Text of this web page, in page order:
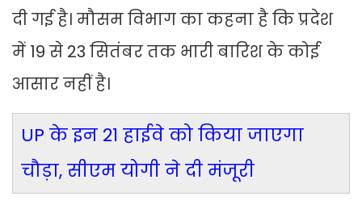
दी गई है। मौसम विभाग का कहना है कि प्रदेश
में 19 से 23 सितंबर तक भारी बारिश के कोई
आसार नहीं है।
UP के इन 21 हाईवे को किया जाएगा
चौड़ा, सीएम योगी ने दी मंजूरी